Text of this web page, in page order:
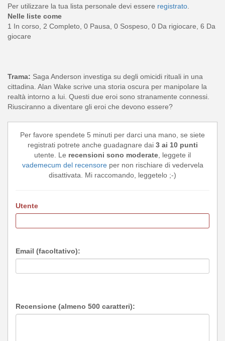
Per utilizzare la tua lista personale devi essere registrato
Nelle liste come
1 In corso, 2 Completo, 0 Pausa, 0 Sospeso, 0 Da rigiocare, 6 Da
giocare
Trama: Saga Anderson investiga su degli omicidi rituali in una
cittadina. Alan Wake scrive una storia oscura per manipolare la
realtà intorno a lui. Questi due eroi sono stranamente connessi.
Riusciranno a diventare gli eroi che devono essere?
Per favore spendete 5 minuti per darci una mano, se siete
registrati potrete anche guadagnare dai 3 ai 10 punti
utente. Le recensioni sono moderate , leggete il
vademecum del recensoreper non rischiare di vedervela
disattivata. Mi raccomando, leggetelo ;-)
Utente
Email (facoltativo):
Recensione (almeno 500 caratteri):